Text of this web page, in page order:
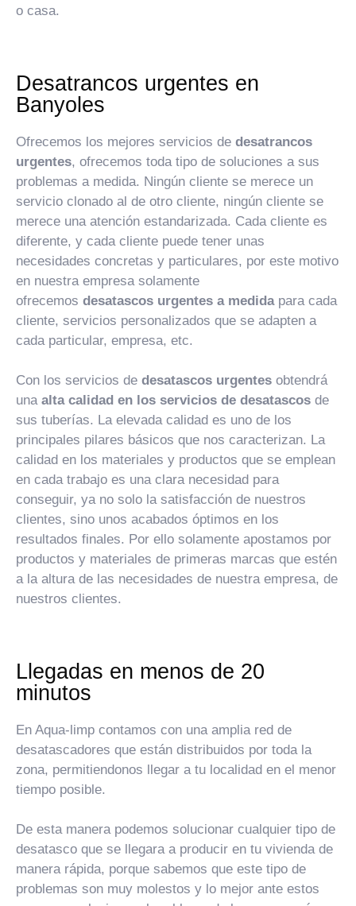
o casa.
Desatrancos urgentes en
Banyoles
Ofrecemos los mejores servicios de desatrancos
urgentes, ofrecemos toda tipo de soluciones a sus
problemas a medida. Ningún cliente se merece un
servicio clonado al de otro cliente, ningún cliente se
merece una atención estandarizada. Cada cliente es
diferente, y cada cliente puede tener unas
necesidades concretas y particulares, por este motivo
en nuestra empresa solamente
ofrecemos desatascos urgentes a medidapara cada
cliente, servicios personalizados que se adapten a
cada particular, empresa, etc.
Con los servicios de desatascos urgentes obtendrá
una alta calidad en los servicios de desatascos de
sus tuberías. La elevada calidad es uno de los
principales pilares básicos que nos caracterizan. La
calidad en los materiales y productos que se emplean
en cada trabajo es una clara necesidad para
conseguir, ya no solo la satisfacción de nuestros
clientes, sino unos acabados óptimos en los
resultados finales. Por ello solamente apostamos por
productos y materiales de primeras marcas que estén
a la altura de las necesidades de nuestra empresa, de
nuestros clientes.
Llegadas en menos de 20
minutos
En Aqua-limp contamos con una amplia red de
desatascadores que están distribuidos por toda la
zona, permitiendonos llegar a tu localidad en el menor
tiempo posible.
De esta manera podemos solucionar cualquier tipo de
desatasco que se llegara a producir en tu vivienda de
manera rápida, porque sabemos que este tipo de
problemas son muy molestos y lo mejor ante estos